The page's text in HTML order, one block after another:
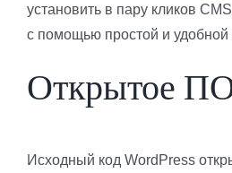
установить в пару кликов
с помощью простой и удобной
Открытое
Исходный код WordPress